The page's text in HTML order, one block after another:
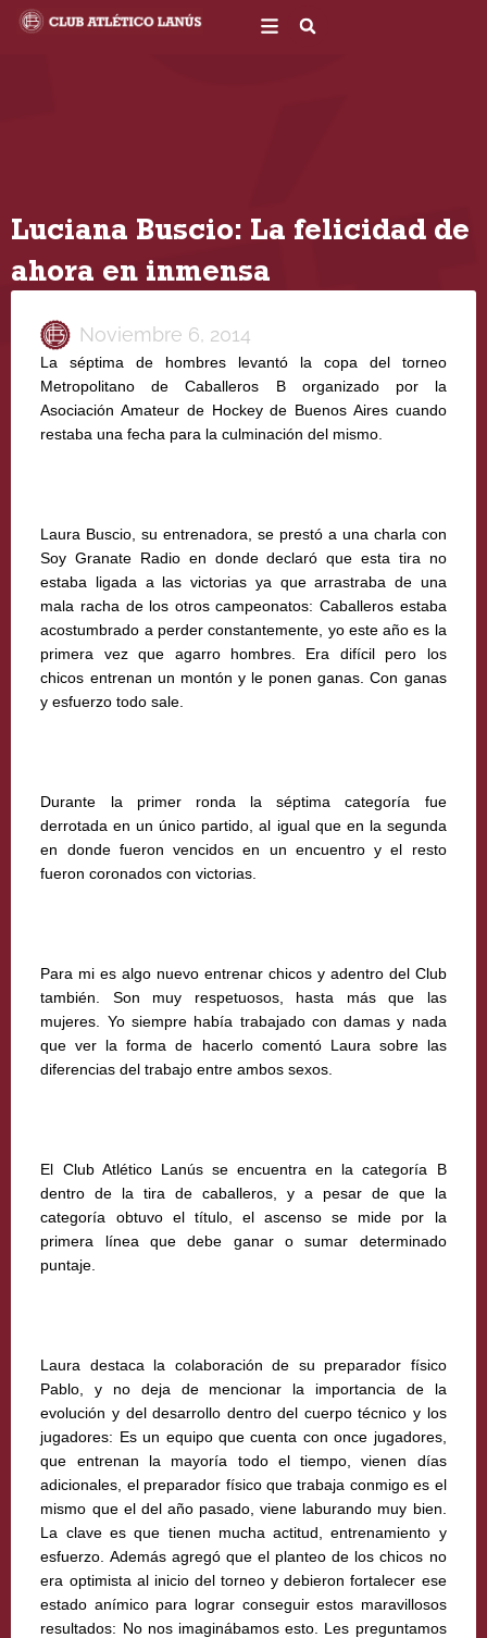
Luciana Buscio: La felicidad de
ahora en inmensa
Noviembre 6, 2014
La séptima de hombres levantó la copa del torneo
Metropolitano de Caballeros B organizado por la
Asociación Amateur de Hockey de Buenos Aires cuando
restaba una fecha para la culminación del mismo.
Laura Buscio, su entrenadora, se prestó a una charla con
Soy Granate Radio en donde declaró que esta tira no
estaba ligada a las victorias ya que arrastraba de una
mala racha de los otros campeonatos: Caballeros estaba
acostumbrado a perder constantemente, yo este año es la
primera vez que agarro hombres. Era difícil pero los
chicos entrenan un montón y le ponen ganas. Con ganas
y esfuerzo todo sale.
Durante la primer ronda la séptima categoría fue
derrotada en un único partido, al igual que en la segunda
en donde fueron vencidos en un encuentro y el resto
fueron coronados con victorias.
Para mi es algo nuevo entrenar chicos y adentro del Club
también. Son muy respetuosos, hasta más que las
mujeres. Yo siempre había trabajado con damas y nada
que ver la forma de hacerlo comentó Laura sobre las
diferencias del trabajo entre ambos sexos.
El Club Atlético Lanús se encuentra en la categoría B
dentro de la tira de caballeros, y a pesar de que la
categoría obtuvo el título, el ascenso se mide por la
primera línea que debe ganar o sumar determinado
puntaje.
Laura destaca la colaboración de su preparador físico
Pablo, y no deja de mencionar la importancia de la
evolución y del desarrollo dentro del cuerpo técnico y los
jugadores: Es un equipo que cuenta con once jugadores,
que entrenan la mayoría todo el tiempo, vienen días
adicionales, el preparador físico que trabaja conmigo es el
mismo que el del año pasado, viene laburando muy bien.
La clave es que tienen mucha actitud, entrenamiento y
esfuerzo. Además agregó que el planteo de los chicos no
era optimista al inicio del torneo y debieron fortalecer ese
estado anímico para lograr conseguir estos maravillosos
resultados: No nos imaginábamos esto. Les preguntamos